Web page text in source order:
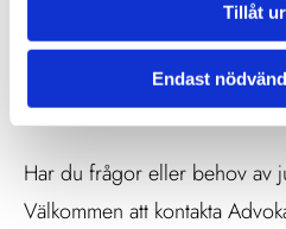
Tillåt
Endast
Kontakta oss
Har du frågor eller behov av
Välkommen att kontakta